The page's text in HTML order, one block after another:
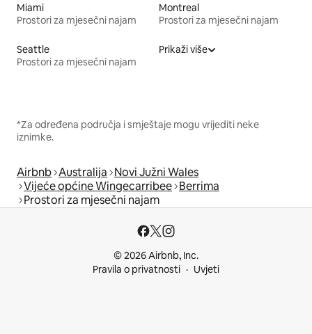
Miami
Prostori za mjesečni najam
Montreal
Prostori za mjesečni najam
Seattle
Prostori za mjesečni najam
Prikaži više
*Za određena područja i smještaje mogu vrijediti neke
iznimke.
Airbnb Australija Novi Južni Wales
Vijeće općine Wingecarribee Berrima
Prostori za mjesečni najam
© 2026 Airbnb, Inc.
Pravila o privatnosti
Uvjeti